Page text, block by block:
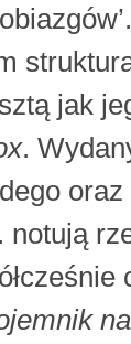
jak
.
oraz
notują